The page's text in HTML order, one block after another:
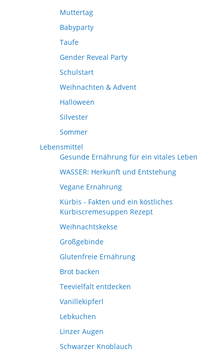
Muttertag
Babyparty
Taufe
Gender Reveal Party
Schulstart
Weihnachten & Advent
Halloween
Silvester
Sommer
Lebensmittel
Gesunde Ernährung für ein vitales Leben
WASSER: Herkunft und Entstehung
Vegane Ernährung
Kürbis - Fakten und ein köstliches
Kürbiscremesuppen Rezept
Weihnachtskekse
Großgebinde
Glutenfreie Ernährung
Brot backen
Teevielfalt entdecken
Vanillekipferl
Lebkuchen
Linzer Augen
Schwarzer Knoblauch